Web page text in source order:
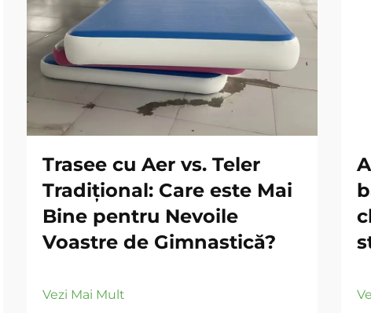
Trasee cu Aer vs. Teler
Tradițional: Care este Mai
Bine pentru Nevoile
Voastre de Gimnastică?
Vezi Mai Mult